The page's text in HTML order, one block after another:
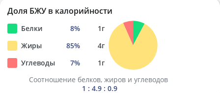
Доля БЖУ в калорийности
Белки 8% 1г
Жиры
85% 4г
Углеводы
7% 1г
Соотношение белков, жиров и углеводов
1 : 4.9 : 0.9